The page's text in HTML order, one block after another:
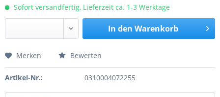
Sofort versandfertig, Lieferzeit ca. 1-3 Werktage
In den Warenkorb
Preis anfragen
Merken Bewerten
Artikel-Nr.: 0310004072255